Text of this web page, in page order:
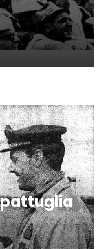
pattuglia